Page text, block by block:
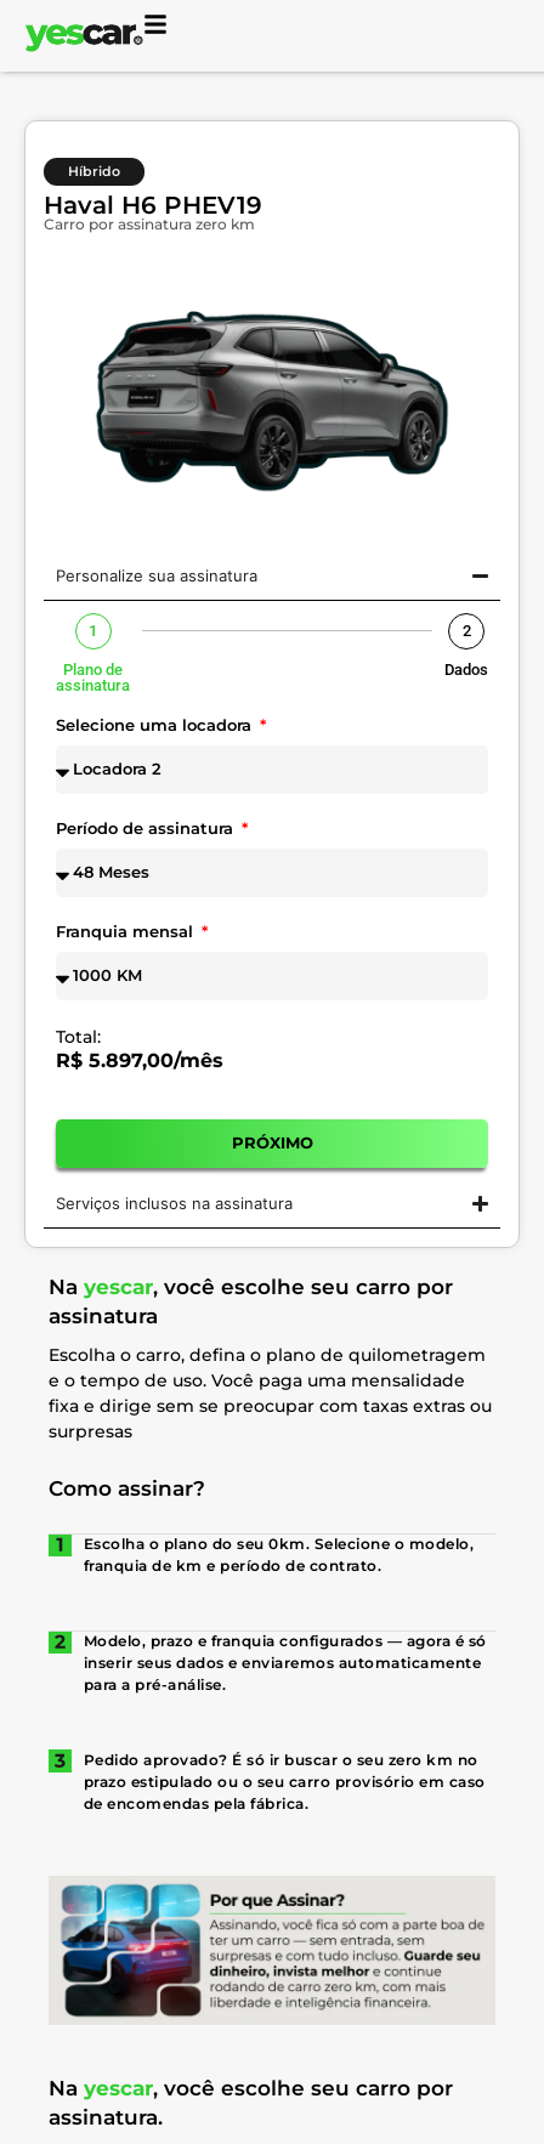
Híbrido
Haval H6 PHEV19
Carro por assinatura zero km
Personalize sua assinatura
1
Plano de
assinatura
2
Dados
Selecione uma locadora
Período de assinatura
Franquia mensal
Total:
R$ 5.897,00/mês
PRÓXIMO
Serviços inclusos na assinatura
Na yescar, você escolhe seu carro por
assinatura
Escolha o carro, defina o plano de quilometragem
e o tempo de uso. Você paga uma mensalidade
fixa e dirige sem se preocupar com taxas extras ou
surpresas
Como assinar?
Escolha o plano do seu 0km. Selecione o modelo,
franquia de km e período de contrato.
Modelo, prazo e franquia configurados — agora é só
inserir seus dados e enviaremos automaticamente
para a pré-análise.
Pedido aprovado? É só ir buscar o seu zero km no
prazo estipulado ou o seu carro provisório em caso
de encomendas pela fábrica.
Na yescar, você escolhe seu carro por
assinatura.